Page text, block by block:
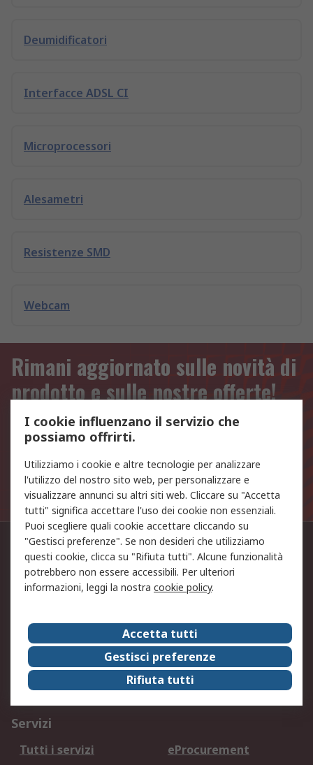
Deumidificatori
Interfacce ADSL CI
Microprocessori
Alesametri
Resistenze SMD
Webcam
Rimani aggiornato sulle novità di
prodotto e sulle nostre offerte!
Indirizzo email
I dati personali forniti saranno trattati in linea con la
nostraPolitica sulla Privacy
Contattaci
02.66.058.1
Accettiamo
Servizi
Tutti i servizi
eProcurement
I cookie influenzano il servizio che
possiamo offrirti.
Utilizziamo i cookie e altre tecnologie per analizzare
l'utilizzo del nostro sito web, per personalizzare e
visualizzare annunci su altri siti web. Cliccare su "Accetta
tutti" significa accettare l'uso dei cookie non essenziali.
Puoi scegliere quali cookie accettare cliccando su
"Gestisci preferenze". Se non desideri che utilizziamo
questi cookie, clicca su "Rifiuta tutti". Alcune funzionalità
potrebbero non essere accessibili. Per ulteriori
informazioni, leggi la nostra cookie policy.
Accetta tutti
Gestisci preferenze
Rifiuta tutti